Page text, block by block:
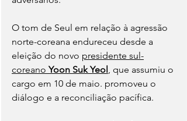
O tom de Seul em relação à agressão
norte-coreana endureceu desde a
eleição do novo presidente sul-
coreano Yoon Suk Yeol, que assumiu o
cargo em 10 de maio. promoveu o
diálogo e a reconciliação pacífica.